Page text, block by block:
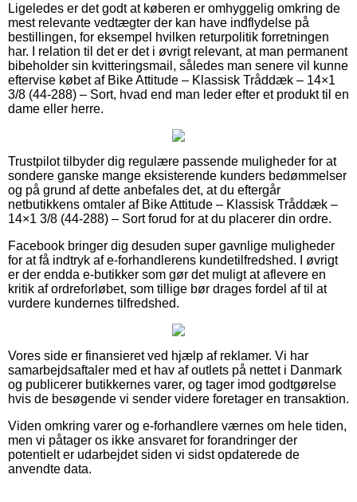
Ligeledes er det godt at køberen er omhyggelig omkring de
mest relevante vedtægter der kan have indflydelse på
bestillingen, for eksempel hvilken returpolitik forretningen
har. I relation til det er det i øvrigt relevant, at man permanent
bibeholder sin kvitteringsmail, således man senere vil kunne
eftervise købet af Bike Attitude – Klassisk Tråddæk – 14×1
3/8 (44-288) – Sort, hvad end man leder efter et produkt til en
dame eller herre.
Trustpilot tilbyder dig regulære passende muligheder for at
sondere ganske mange eksisterende kunders bedømmelser
og på grund af dette anbefales det, at du eftergår
netbutikkens omtaler af Bike Attitude – Klassisk Tråddæk –
14×1 3/8 (44-288) – Sort forud for at du placerer din ordre.
Facebook bringer dig desuden super gavnlige muligheder
for at få indtryk af e-forhandlerens kundetilfredshed. I øvrigt
er der endda e-butikker som gør det muligt at aflevere en
kritik af ordreforløbet, som tillige bør drages fordel af til at
vurdere kundernes tilfredshed.
Vores side er finansieret ved hjælp af reklamer. Vi har
samarbejdsaftaler med et hav af outlets på nettet i Danmark
og publicerer butikkernes varer, og tager imod godtgørelse
hvis de besøgende vi sender videre foretager en transaktion.
Viden omkring varer og e-forhandlere værnes om hele tiden,
men vi påtager os ikke ansvaret for forandringer der
potentielt er udarbejdet siden vi sidst opdaterede de
anvendte data.